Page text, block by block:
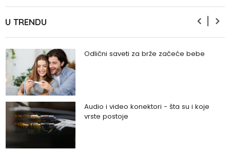
U TRENDU
Odlični saveti za brže začeće bebe
Audio i video konektori - šta su i koje
vrste postoje